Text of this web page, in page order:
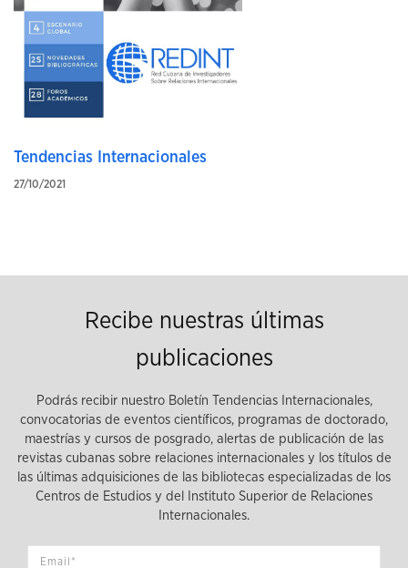
Tendencias Internacionales
27/10/2021
Recibe nuestras últimas
publicaciones
Podrás recibir nuestro Boletín Tendencias Internacionales,
convocatorias de eventos científicos, programas de doctorado,
maestrías y cursos de posgrado, alertas de publicación de las
revistas cubanas sobre relaciones internacionales y los títulos de
las últimas adquisiciones de las bibliotecas especializadas de los
Centros de Estudios y del Instituto Superior de Relaciones
Internacionales.